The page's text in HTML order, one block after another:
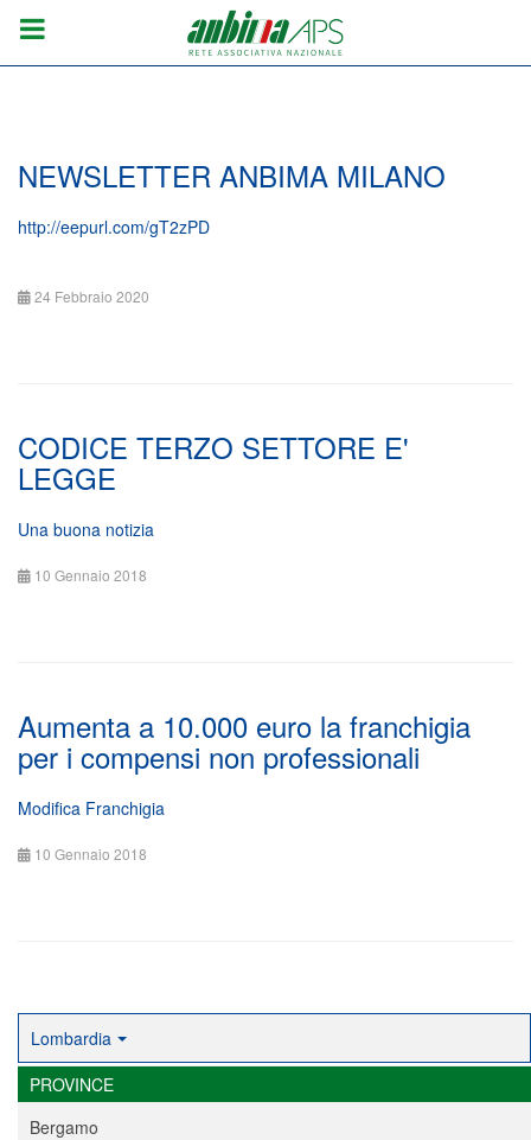
NEWSLETTER ANBIMA MILANO
http://eepurl.com/gT2zPD
24 Febbraio 2020
CODICE TERZO SETTORE E'
LEGGE
Una buona notizia
10 Gennaio 2018
Aumenta a 10.000 euro la franchigia
per i compensi non professionali
Modifica Franchigia
10 Gennaio 2018
Lombardia
PROVINCE
Bergamo